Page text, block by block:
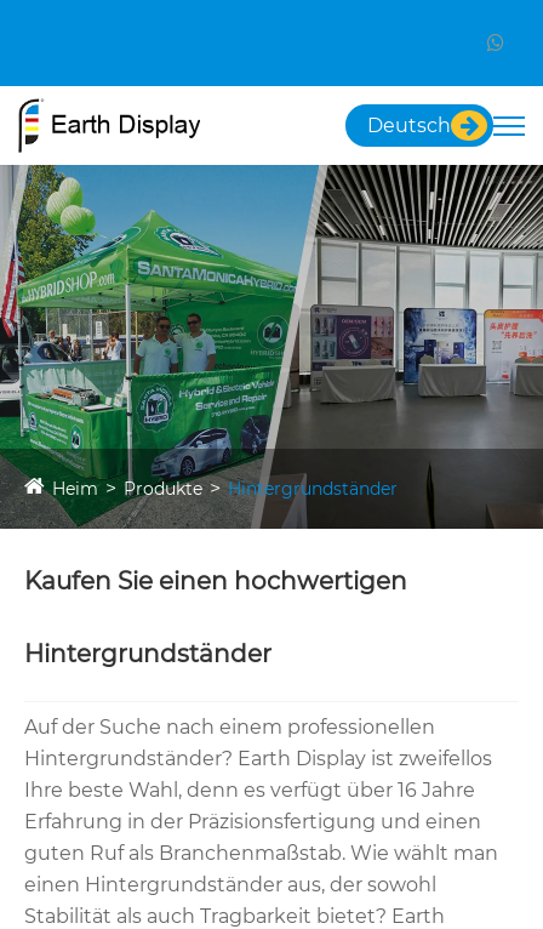
Deutsch
Heim Produkte Hintergrundständer
Kaufen Sie einen hochwertigen
Hintergrundständer
Auf der Suche nach einem professionellen
Hintergrundständer? Earth Display ist zweifellos
Ihre beste Wahl, denn es verfügt über 16 Jahre
Erfahrung in der Präzisionsfertigung und einen
guten Ruf als Branchenmaßstab. Wie wählt man
einen Hintergrundständer aus, der sowohl
Stabilität als auch Tragbarkeit bietet? Earth